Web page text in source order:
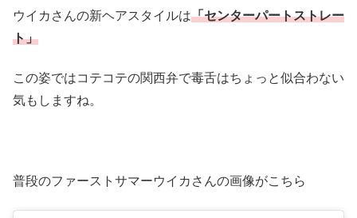
ウイカさんの新ヘアスタイルは「センターパートストレー
ト」
この姿ではコテコテの関西弁で毒舌はちょっと似合わない
気もしますね。
普段のファーストサマーウイカさんの画像がこちら